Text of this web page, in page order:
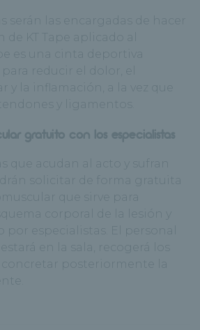
serán las encargadas de hacer
de KT Tape aplicado al
es una cinta deportiva
reducir el dolor, el
y la inflamación, a la vez que
y ligamentos.
gratuito con los especialistas
que acudan al acto y sufran
solicitar de forma gratuita
que sirve para
corporal de la lesión y
por especialistas. El personal
en la sala, recogerá los
concretar posteriormente la